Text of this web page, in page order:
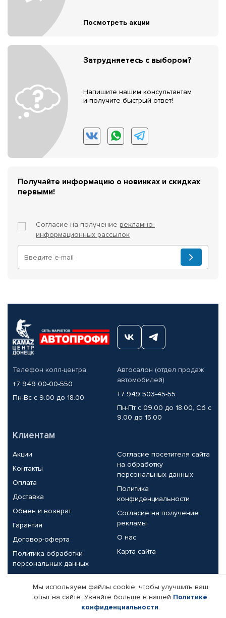
Посмотреть акции
Затрудняетесь с выбором?
Напишите нашим консультантам
и получите быстрый ответ!
Получайте информацию о новинках и скидках
первыми!
Согласие на получение рекламно-
информационных рассылок
Телефон колл-центра
+7 949 00-00-550
Пн-Вс с 9.00 до 18.00
Автосалон (отдел продаж
автомобилей)
+7 949 503-45-55
Пн-Пт с 09.00 до 18.00, Сб с
9.00 до 15.00
Клиентам
Акции
Контакты
Оплата
Доставка
Обмен и возврат
Гарантия
Договор-оферта
Политика обработки
персональных данных
Согласие посетителя сайта
на обработку
персональных данных
Политика
конфиденциальности
Согласие на получение
рекламы
О нас
Карта сайта
Партнерам
Корпоративным клиентам
Реквизиты компании
Мы используем файлы cookie, чтобы улучшить ваш
опыт на сайте. Узнайте больше в нашей Политике
конфиденциальности.